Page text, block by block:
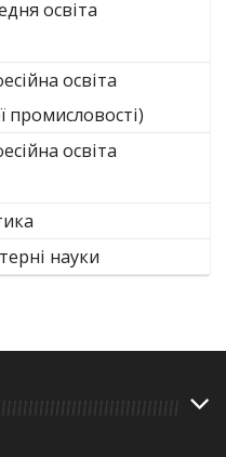
освіта
освіта
промисловості)
освіта
науки